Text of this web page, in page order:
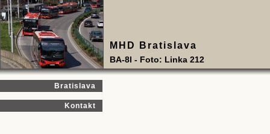
MHD Bratislava
BA-8l - Foto: Linka 212
Bratislava
Kontakt